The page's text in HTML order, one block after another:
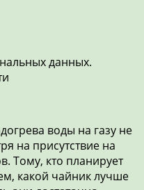
данных.
воды на газу не
на присутствие на
Тому, кто планирует
какой чайник лучше